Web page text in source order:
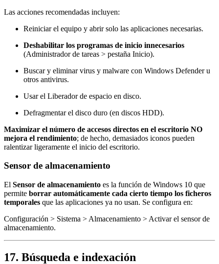
Las acciones recomendadas incluyen:
Reiniciar el equipo y abrir solo las aplicaciones necesarias.
Deshabilitar los programas de inicio innecesarios
(Administrador de tareas > pestaña Inicio).
Buscar y eliminar virus y malware con Windows Defender u
otros antivirus.
Usar el Liberador de espacio en disco.
Defragmentar el disco duro (en discos HDD).
Maximizar el número de accesos directos en el escritorio NO
mejora el rendimiento; de hecho, demasiados iconos pueden
ralentizar ligeramente el inicio del escritorio.
Sensor de almacenamiento
El Sensor de almacenamiento es la función de Windows 10 que
permite borrar automáticamente cada cierto tiempo los ficheros
temporales que las aplicaciones ya no usan. Se configura en:
Configuración > Sistema > Almacenamiento > Activar el sensor de
almacenamiento.
17. Búsqueda e indexación